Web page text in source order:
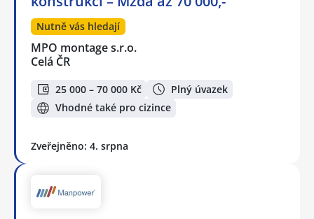
Nutně vás hledají
MPO montage s.r.o.
Celá ČR
25 000 – 70 000 Kč
Plný úvazek
Vhodné také pro cizince
Zveřejněno: 4. srpna